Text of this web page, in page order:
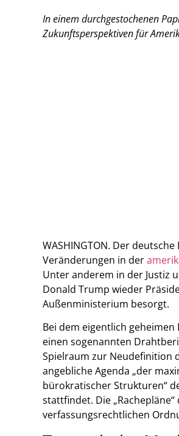
In einem durchgestochenen
Zukunftsperspektiven für
WASHINGTON. Der
Veränderungen in der
Unter anderem in der Justiz
Donald Trump wieder
Außenministerium besorgt.
Bei dem eigentlich
einen sogenannten
Spielraum zur Neudefinition
angebliche Agenda „der
bürokratischer Strukturen“
stattfindet. Die
verfassungsrechtlichen